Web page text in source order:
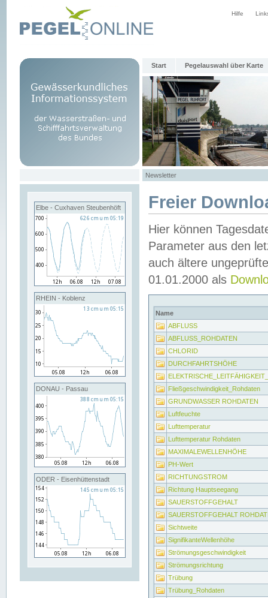
Hilfe
Start Pegelauswahl über Karte
Newsletter
Elbe - Cuxhaven Steubenhöft
RHEIN - Koblenz
DONAU - Passau
ODER - Eisenhüttenstadt
Freier
Hier können
Parameter aus den
auch ältere
01.01.2000 als
Name
ABFLUSS
ABFLUSS_ROHDATEN
CHLORID
DURCHFAHRTSHÖHE
Fließgeschwindigkeit_Rohdaten
GRUNDWASSER ROHDATEN
Luftfeuchte
Lufttemperatur
Lufttemperatur Rohdaten
MAXIMALEWELLENHÖHE
PH-Wert
RICHTUNGSTROM
Richtung Hauptseegang
SAUERSTOFFGEHALT
SAUERSTOFFGEHALT
Sichtweite
SignifikanteWellenhöhe
Strömungsgeschwindigkeit
Strömungsrichtung
Trübung
Trübung_Rohdaten